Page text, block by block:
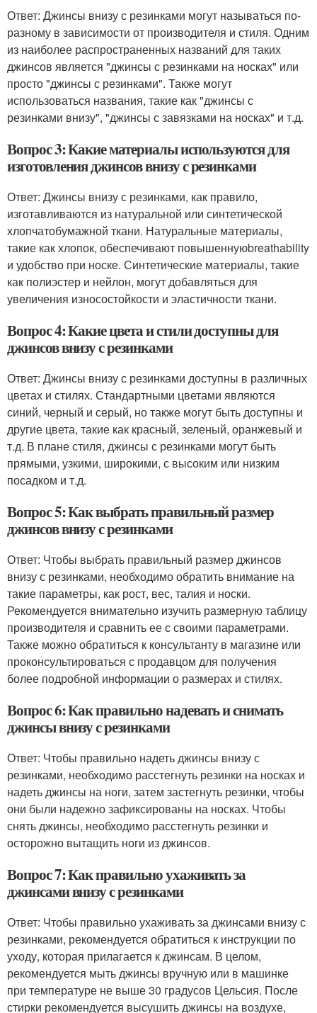
Ответ: Джинсы внизу с резинками могут называться по-
разному в зависимости от производителя и стиля. Одним
из наиболее распространенных названий для таких
джинсов является "джинсы с резинками на носках" или
просто "джинсы с резинками". Также могут
использоваться названия, такие как "джинсы с
резинками внизу", "джинсы с завязками на носках" и т.д.
Вопрос 3: Какие материалы используются для
изготовления джинсов внизу с резинками
Ответ: Джинсы внизу с резинками, как правило,
изготавливаются из натуральной или синтетической
хлопчатобумажной ткани. Натуральные материалы,
такие как хлопок, обеспечивают повышеннуюbreathability
и удобство при носке. Синтетические материалы, такие
как полиэстер и нейлон, могут добавляться для
увеличения износостойкости и эластичности ткани.
Вопрос 4: Какие цвета и стили доступны для
джинсов внизу с резинками
Ответ: Джинсы внизу с резинками доступны в различных
цветах и стилях. Стандартными цветами являются
синий, черный и серый, но также могут быть доступны и
другие цвета, такие как красный, зеленый, оранжевый и
т.д. В плане стиля, джинсы с резинками могут быть
прямыми, узкими, широкими, с высоким или низким
посадком и т.д.
Вопрос 5: Как выбрать правильный размер
джинсов внизу с резинками
Ответ: Чтобы выбрать правильный размер джинсов
внизу с резинками, необходимо обратить внимание на
такие параметры, как рост, вес, талия и носки.
Рекомендуется внимательно изучить размерную таблицу
производителя и сравнить ее с своими параметрами.
Также можно обратиться к консультанту в магазине или
проконсультироваться с продавцом для получения
более подробной информации о размерах и стилях.
Вопрос 6: Как правильно надевать и снимать
джинсы внизу с резинками
Ответ: Чтобы правильно надеть джинсы внизу с
резинками, необходимо расстегнуть резинки на носках и
надеть джинсы на ноги, затем застегнуть резинки, чтобы
они были надежно зафиксированы на носках. Чтобы
снять джинсы, необходимо расстегнуть резинки и
осторожно вытащить ноги из джинсов.
Вопрос 7: Как правильно ухаживать за
джинсами внизу с резинками
Ответ: Чтобы правильно ухаживать за джинсами внизу с
резинками, рекомендуется обратиться к инструкции по
уходу, которая прилагается к джинсам. В целом,
рекомендуется мыть джинсы вручную или в машинке
при температуре не выше 30 градусов Цельсия. После
стирки рекомендуется высушить джинсы на воздухе,